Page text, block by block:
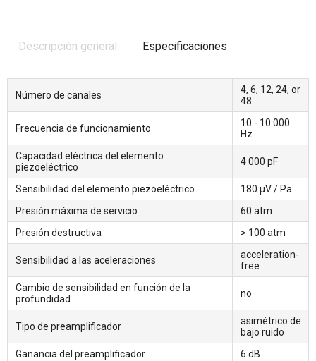
Descripción general Especificaciones
Número de canales
4, 6, 12, 24, or
48
Frecuencia de funcionamiento
10 - 10 000
Hz
Capacidad eléctrica del elemento
piezoeléctrico
4 000 pF
Sensibilidad del elemento piezoeléctrico
180 µV / Pa
Presión máxima de servicio
60 atm
Presión destructiva
> 100 atm
Sensibilidad a las aceleraciones
acceleration-
free
Cambio de sensibilidad en función de la
profundidad
no
Tipo de preamplificador
asimétrico de
bajo ruido
Ganancia del preamplificador
6 dB